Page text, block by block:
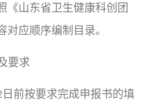
《山东省卫生健康科创团
对应顺序编制目录。
要求
日前按要求完成申报书的填